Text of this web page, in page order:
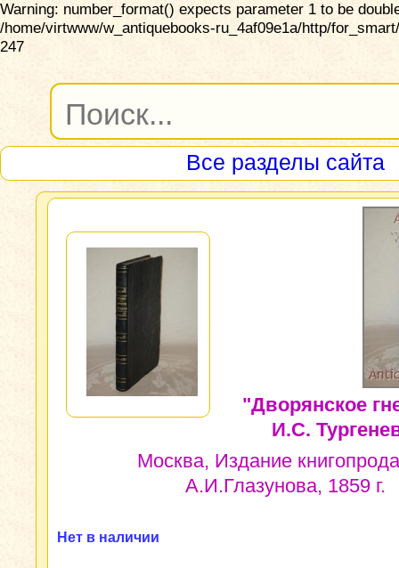
Warning: number_format() expects parameter 1 to be
/home/virtwww/w_antiquebooks-ru_4af09e1a/http/
247
Все разделы сайта
"Дворянское
И.С.
Москва, Издание
А.И.Глазунова, 1859 г.
Нет в наличии